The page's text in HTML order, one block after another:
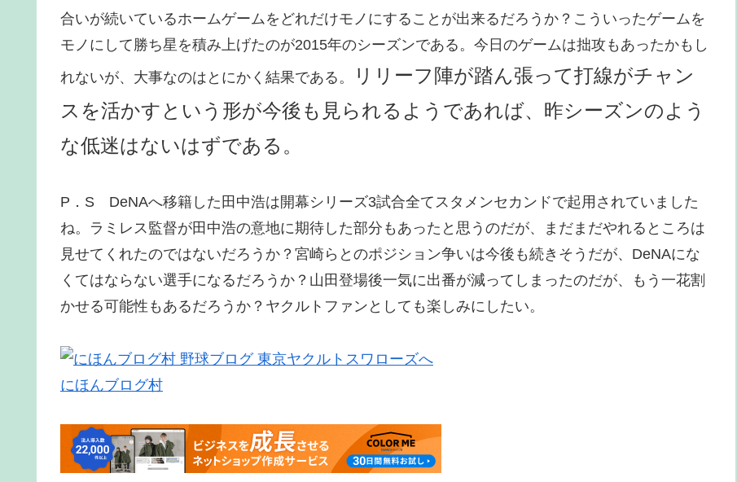
合いが続いているホームゲームをどれだけモノにすることが出来るだろうか？こういったゲームを
モノにして勝ち星を積み上げたのが2015年のシーズンである。今日のゲームは拙攻もあったかもし
れないが、大事なのはとにかく結果である。
リリーフ陣が踏ん張って打線がチャン
スを活かすという形が今後も見られるようであれば、昨シーズンのよう
な低迷はないはずである。
P．S DeNAへ移籍した田中浩は開幕シリーズ3試合全てスタメンセカンドで起用されていました
ね。ラミレス監督が田中浩の意地に期待した部分もあったと思うのだが、まだまだやれるところは
見せてくれたのではないだろうか？宮崎らとのポジション争いは今後も続きそうだが、DeNAにな
くてはならない選手になるだろうか？山田登場後一気に出番が減ってしまったのだが、もう一花割
かせる可能性もあるだろうか？ヤクルトファンとしても楽しみにしたい。
にほんブログ村